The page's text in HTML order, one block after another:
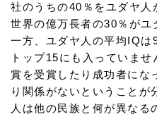
社のうちの40％をユダヤ人
世界の億万長者の30％がユ
一方、ユダヤ人の平均IQは
トップ15にも入っていま
賞を受賞したり成功者にな
り関係がないということが
人は他の民族と何が異なる